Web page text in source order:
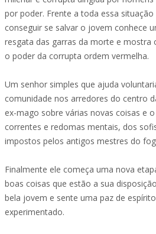
por poder. Frente a toda essa
conseguir se salvar o jovem conhece
resgata das garras da morte e
o poder da corrupta ordem vermelha.
Um senhor simples que ajuda
comunidade nos arredores do centro
ex-mago sobre várias novas coisas e
correntes e redomas mentais, dos
impostos pelos antigos mestres do
Finalmente ele começa uma nova
boas coisas que estão a sua
bela jovem e sente uma paz de
experimentado.